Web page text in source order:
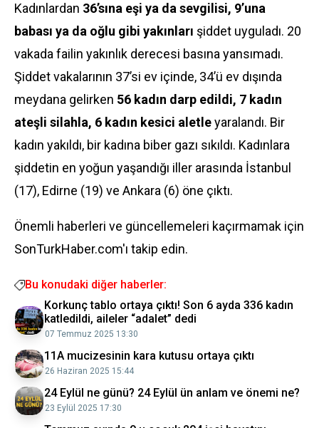
Kadınlardan 36’sına eşi ya da sevgilisi, 9’una
babası ya da oğlu gibi yakınları şiddet uyguladı. 20
vakada failin yakınlık derecesi basına yansımadı.
Şiddet vakalarının 37’si ev içinde, 34’ü ev dışında
meydana gelirken 56 kadın darp edildi, 7 kadın
ateşli silahla, 6 kadın kesici aletleyaralandı. Bir
kadın yakıldı, bir kadına biber gazı sıkıldı. Kadınlara
şiddetin en yoğun yaşandığı iller arasında İstanbul
(17), Edirne (19) ve Ankara (6) öne çıktı.
Önemli haberleri ve güncellemeleri kaçırmamak için
SonTurkHaber.com'ı takip edin.
Bu konudaki diğer haberler:
Korkunç tablo ortaya çıktı! Son 6 ayda 336 kadın
katledildi, aileler “adalet” dedi
07 Temmuz 2025 13:30
11A mucizesinin kara kutusu ortaya çıktı
26 Haziran 2025 15:44
24 Eylül ne günü? 24 Eylül ün anlam ve önemi ne?
23 Eylül 2025 17:30